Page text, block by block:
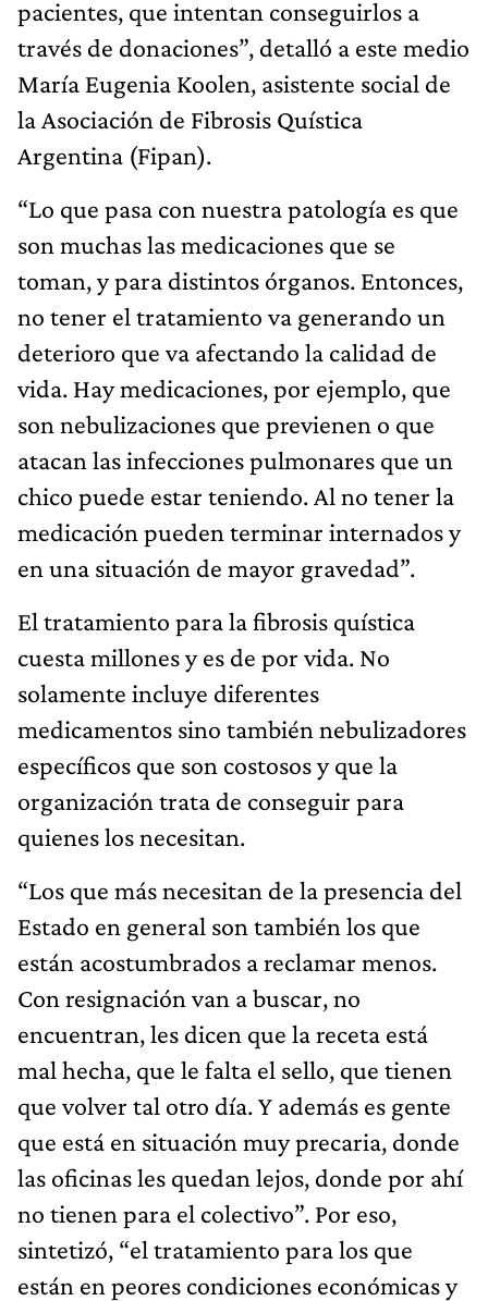
pacientes, que intentan conseguirlos a
través de donaciones”, detalló a este medio
María Eugenia Koolen, asistente social de
la Asociación de Fibrosis Quística
Argentina (Fipan).
“Lo que pasa con nuestra patología es que
son muchas las medicaciones que se
toman, y para distintos órganos. Entonces,
no tener el tratamiento va generando un
deterioro que va afectando la calidad de
vida. Hay medicaciones, por ejemplo, que
son nebulizaciones que previenen o que
atacan las infecciones pulmonares que un
chico puede estar teniendo. Al no tener la
medicación pueden terminar internados y
en una situación de mayor gravedad”.
El tratamiento para la fibrosis quística
cuesta millones y es de por vida. No
solamente incluye diferentes
medicamentos sino también nebulizadores
específicos que son costosos y que la
organización trata de conseguir para
quienes los necesitan.
“Los que más necesitan de la presencia del
Estado en general son también los que
están acostumbrados a reclamar menos.
Con resignación van a buscar, no
encuentran, les dicen que la receta está
mal hecha, que le falta el sello, que tienen
que volver tal otro día. Y además es gente
que está en situación muy precaria, donde
las oficinas les quedan lejos, donde por ahí
no tienen para el colectivo”. Por eso,
sintetizó, “el tratamiento para los que
están en peores condiciones económicas y